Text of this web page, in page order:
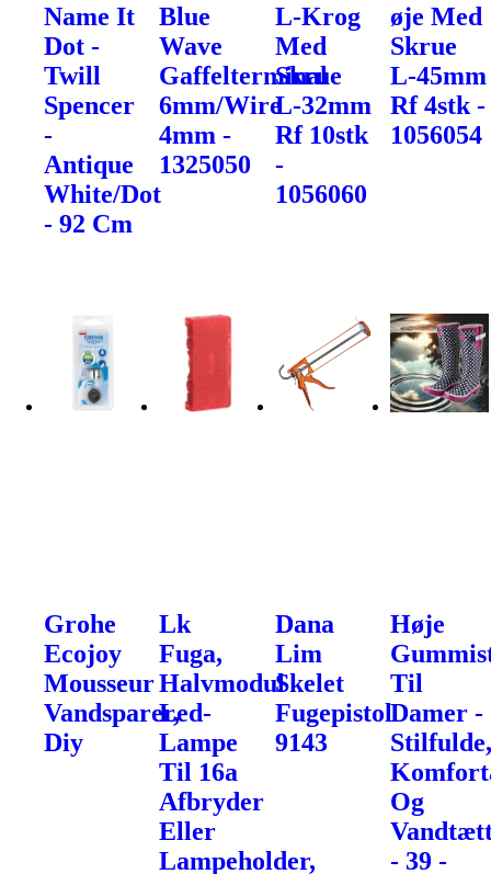
Name It
Dot -
Twill
Spencer
-
Antique
White/Dot
- 92 Cm
Blue
Wave
Gaffelterminal
6mm/Wire
4mm -
1325050
L-Krog
Med
Skrue
L-32mm
Rf 10stk
-
1056060
øje Med
Skrue
L-45mm
Rf 4stk -
1056054
Grohe
Ecojoy
Mousseur
Vandsparer,
Diy
Lk
Fuga,
Halvmodul
Led-
Lampe
Til 16a
Afbryder
Eller
Lampeholder,
Dana
Lim
Skelet
Fugepistol
9143
Høje
Til
Damer -
Og
- 39 -